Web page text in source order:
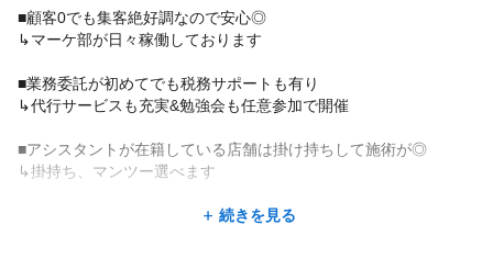
働き方の相談からキャリアアップのことなどスタッフケアを強化
しているため、「こんなに丁寧に話を聞いてくれるなんて心強
《圧倒的な集客》×《驚異的な高待遇》×《選べる働き方》
∟某集客サイトでAWARD受賞歴があるくらい本部が力を入れて
いるので安心して施術に専念できます◎
∟ビラ配りなどの自力集客は必要ありません！
＊家庭との両立を目指すママさん美容師
∟出勤時間、勤務時間は日によって調整可能
∟『働きたい場所で、働きたい時間だけ！』高単価なので限ら
∟子どもの保育園や学校の時間だけ働けます
∟学校行事や家族イベントに合わせて休みが取れます
■顧客0でも集客絶好調なので安心◎
↳マーケ部が日々稼働しております
■業務委託が初めてでも税務サポートも有り
↳代行サービスも充実&勉強会も任意参加で開催
■アシスタントが在籍している店舗は掛け持ちして施術が◎
↳掛持ち、マンツー選べます
■弊社・外部講師などを呼んで講習会を開催(希望者)
続きを見る